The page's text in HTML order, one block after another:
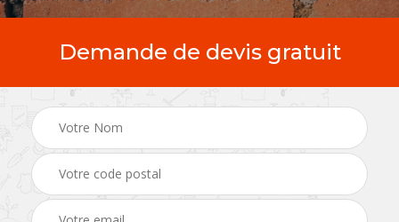
Demande de devis gratuit